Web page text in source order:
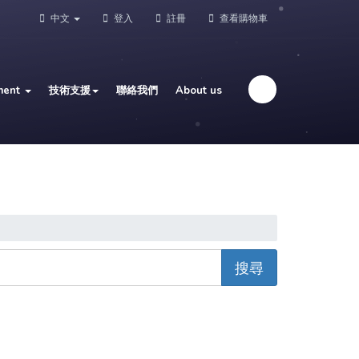
中文 登入 註冊 查看購物車
技術支援 聯絡我們 About us